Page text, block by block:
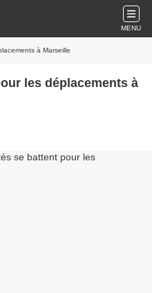
MENU
à Marseille
les déplacements à